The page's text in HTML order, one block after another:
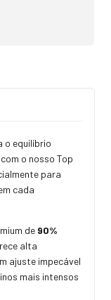
o equilíbrio
o nosso Top
para
cada
de 90%
alta
ajuste impecável
mais intensos